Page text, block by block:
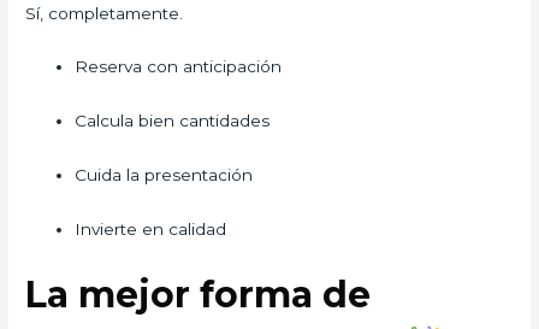
Sí, completamente.
Reserva con anticipación
Calcula bien cantidades
Cuida la presentación
Invierte en calidad
La mejor forma de